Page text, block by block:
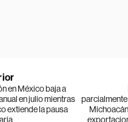
en México baja a
en julio mientras
extiende la pausa